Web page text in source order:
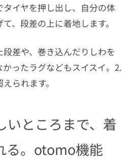
タイヤを押し出し、自分の体
、段差の上に着地します。
差や、巻き込んだりしわを
ったラグなどもスイスイ。2.
られます。
いところまで、着
る。otomo機能